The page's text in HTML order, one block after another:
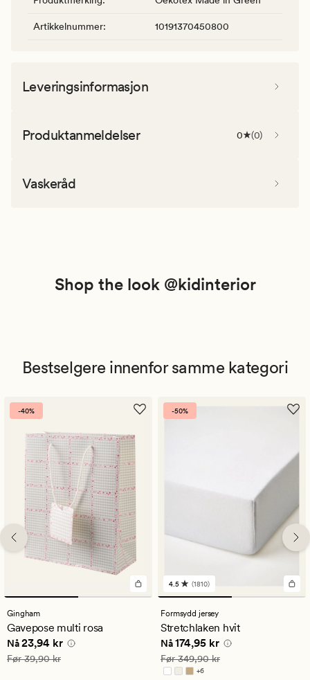
Artikkelnummer: 10191370450800
Leveringsinformasjon
Produktanmeldelser 0 (0)
Vaskeråd
Shop the look @kidinterior
Bestselgere innenfor samme kategori
-40%
Gingham
Gavepose multi rosa
Nåværende pris
Nå23,94 kr
Vanlig pris 39,90 kr
Før39,90 kr
-50%
1810
anmeldelser
med
en
gjennomsnittlig
vurdering
på
4.5
4.5 (1810)
Formsydd jersey
Stretchlaken hvit
Nåværende pris
Nå174,95 kr
Vanlig pris 349,90 kr
Før349,90 kr
+6
Tilgjengelig i flere farger